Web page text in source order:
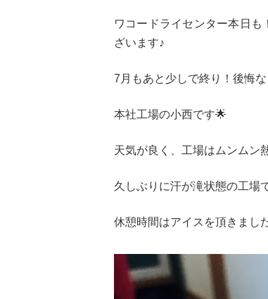
ワコードライセンター本日
ざいます♪
7月もあと少しで終り！後悔
本社工場の小西です🌟
天気が良く、工場はムンムン
久しぶりに汗が滝状態の工場
休憩時間はアイスを頂きまし